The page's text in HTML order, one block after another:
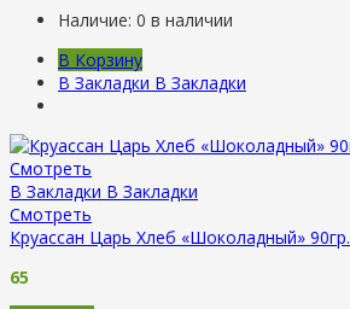
Наличие: 0 в наличии
В Корзину
В Закладки В Закладки
Смотреть
В Закладки В Закладки
Смотреть
Круассан Царь Хлеб «Шоколадный» 90гр.
65